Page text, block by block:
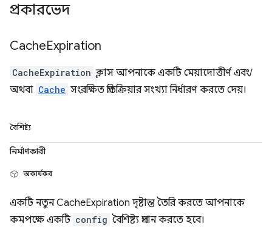
প্রকারভেদ
CacheExpiration
CacheExpiration ক্লাস আপনাকে একটি মেয়াদোত্তীর্ণ এবং/
অথবা Cache সংরক্ষিত প্রতিক্রিয়ার সংখ্যা নির্ধারণ করতে দেয়।
বৈশিষ্ট্য
নির্মাণকারী
অকার্যকর
একটি নতুন CacheExpiration দৃষ্টান্ত তৈরি করতে আপনাকে
কমপক্ষে একটি config বৈশিষ্ট্য প্রদান করতে হবে।